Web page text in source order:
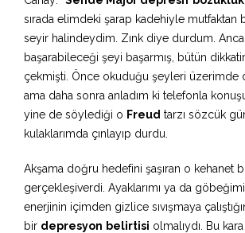
sırada elimdeki şarap kadehiyle mutfaktan
seyir halindeydim. Zınk diye durdum.
başarabileceği şeyi başarmış, bütün
çekmişti. Önce okuduğu şeyleri üzerimde
ama daha sonra anladım ki telefonla
yine de söylediği o Freud tarzı sözcük
kulaklarımda çınlayıp durdu.
Akşama doğru hedefini şaşıran o kehanet
gerçekleşiverdi. Ayaklarımı ya da göbeğimi
enerjinin içimden gizlice sıvışmaya
bir depresyon belirtisi olmalıydı. Bu kara